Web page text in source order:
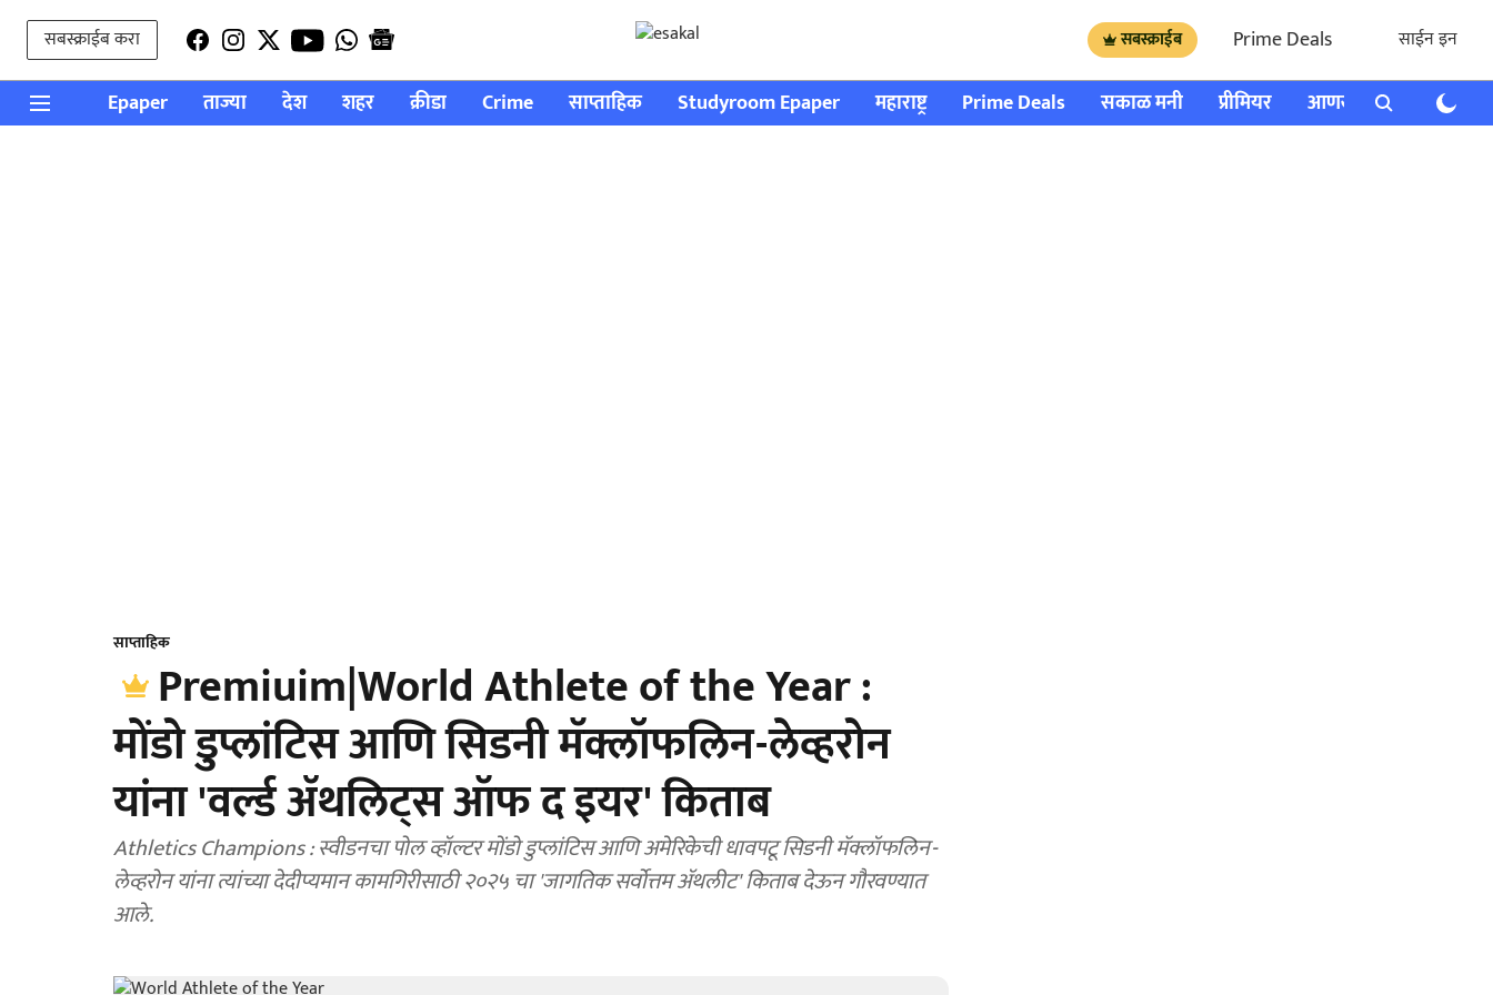
सबस्क्राईब करा सबस्क्राईब Prime Deals साईन इन
Epaper ताज्या देश शहर क्रीडा Crime साप्ताहिक Studyroom Epaper महाराष्ट्र Prime Deals सकाळ मनी प्रीमियर आणखी राशी भविष्य
साप्ताहिक
Premiuim|World Athlete of the Year :
मोंडो डुप्लांटिस आणि सिडनी मॅक्लॉफलिन-लेव्हरोन
यांना 'वर्ल्ड ॲथलिट्स ऑफ द इयर' किताब
Athletics Champions : स्वीडनचा पोल व्हॉल्टर मोंडो डुप्लांटिस आणि अमेरिकेची धावपटू सिडनी मॅक्लॉफलिन-
लेव्हरोन यांना त्यांच्या देदीप्यमान कामगिरीसाठी २०२५ चा 'जागतिक सर्वोत्तम ॲथलीट' किताब देऊन गौरवण्यात
आले.